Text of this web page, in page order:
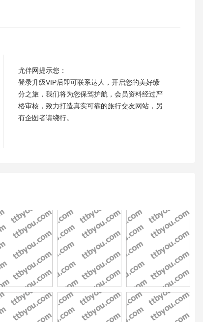
尤伴网提示您：
登录升级VIP后即可联系达人，开启您的美好缘
分之旅，我们将为您保驾护航，会员资料经过严
格审核，致力打造真实可靠的旅行交友网站，另
有企图者请绕行。